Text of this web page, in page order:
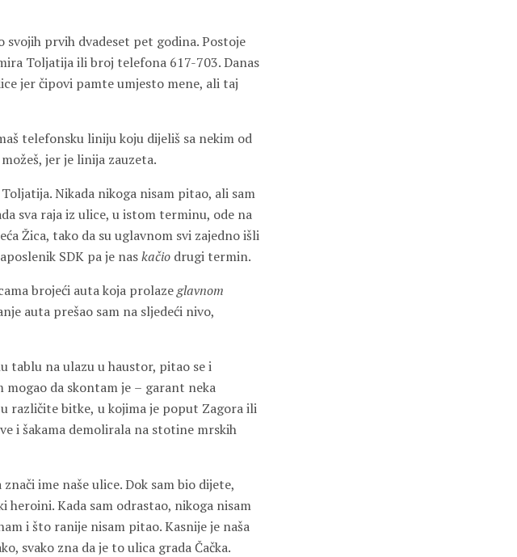
svojih prvih dvadeset pet godina. Postoje
Toljatija ili broj telefona 617-703. Danas
jer čipovi pamte umjesto mene, ali taj
telefonsku liniju koju dijeliš sa nekim od
jer je linija zauzeta.
Nikada nikoga nisam pitao, ali sam
sva raja iz ulice, u istom terminu, ode na
Žica, tako da su uglavnom svi zajedno išli
SDK pa je naskačio drugi termin.
brojeći autakoja prolazeglavnom
auta prešao sam na sljedeći nivo,
tablu na ulazu u haustor, pitao se i
mogao da skontam je – garant neka
različite bitke, u kojima je poput Zagora ili
i šakama demolirala na stotine mrskih
ime naše ulice. Dok sam bio dijete,
Kada sam odrastao, nikoga nisam
i što ranije nisam pitao. Kasnije je naša
svako zna da je to ulica grada Čačka.